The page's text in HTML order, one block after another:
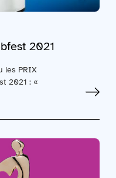
2021
les PRIX
2021 : «